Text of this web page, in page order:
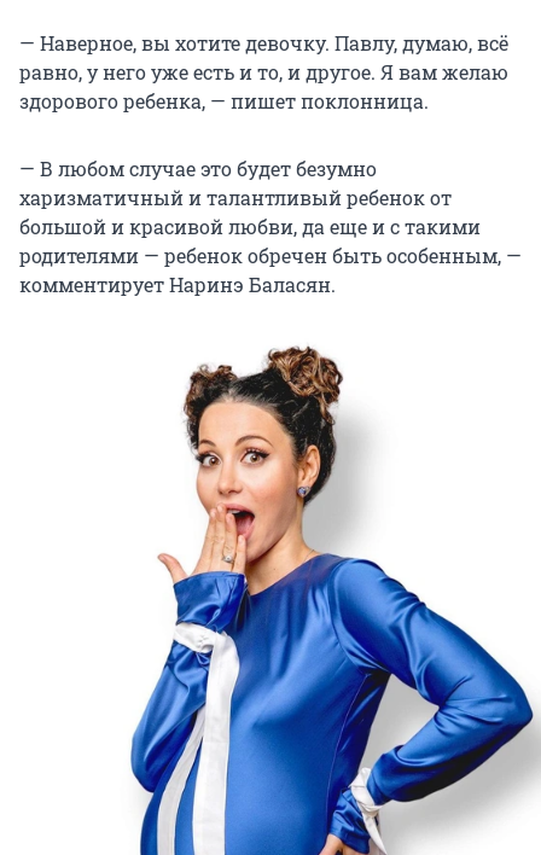
— Наверное, вы хотите девочку. Павлу, думаю, всё
равно, у него уже есть и то, и другое. Я вам желаю
здорового ребенка, — пишет поклонница.
— В любом случае это будет безумно
харизматичный и талантливый ребенок от
большой и красивой любви, да еще и с такими
родителями — ребенок обречен быть особенным, —
комментирует Наринэ Баласян.